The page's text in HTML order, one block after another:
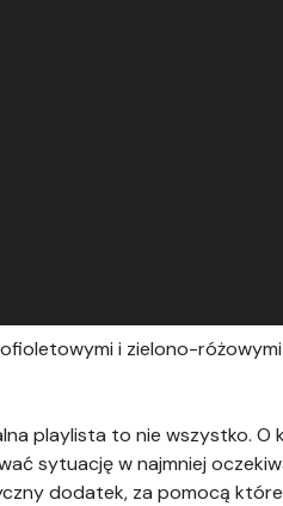
i zielono-
playlista to nie wszystko.
sytuację w najmniej
dodatek, za pomocą